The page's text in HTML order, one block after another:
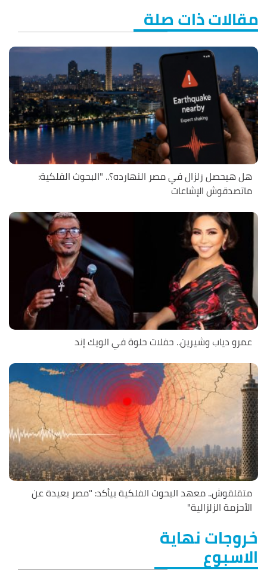
مقالات ذات صلة
هل هيحصل زلزال في مصر النهارده؟.. "البحوث الفلكية:
ماتصدقوش الإشاعات
عمرو دياب وشيرين.. حفلات حلوة في الويك إند
متقلقوش.. معهد البحوث الفلكية بيأكد: "مصر بعيدة عن
الأحزمة الزلزالية"
خروجات نهاية
الاسبوع